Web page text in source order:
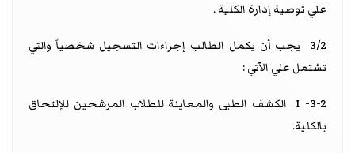
علي توصية إدارة الكلية .
3/2 يجب أن يكمل الطالب إجراءات التسجيل شخصياً والتي
تشتمل علي الآتي :
3-2- 1 الكشف الطبى والمعاينة للطلاب المرشحين للإلتحاق
بالكلية.